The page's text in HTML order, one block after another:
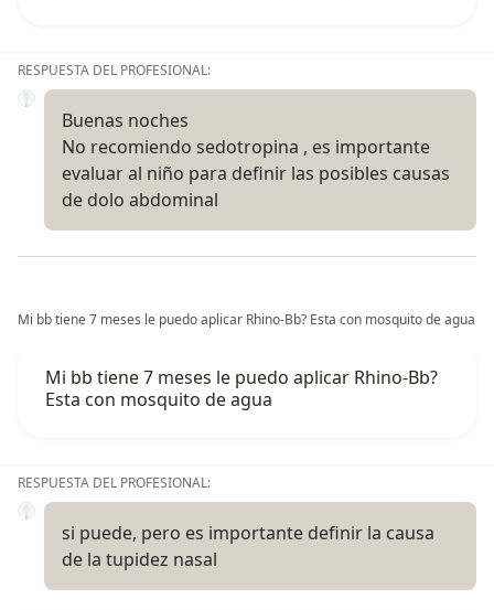
RESPUESTA DEL PROFESIONAL:
Buenas noches
No recomiendo sedotropina , es importante
evaluar al niño para definir las posibles causas
de dolo abdominal
Mi bb tiene 7 meses le puedo aplicar Rhino-Bb? Esta con mosquito de agua
Mi bb tiene 7 meses le puedo aplicar Rhino-Bb?
Esta con mosquito de agua
RESPUESTA DEL PROFESIONAL:
si puede, pero es importante definir la causa
de la tupidez nasal